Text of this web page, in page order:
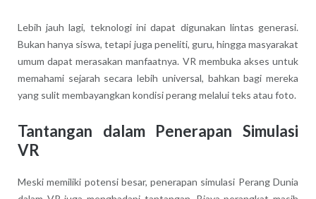
Lebih jauh lagi, teknologi ini dapat digunakan lintas generasi.
Bukan hanya siswa, tetapi juga peneliti, guru, hingga masyarakat
umum dapat merasakan manfaatnya. VR membuka akses untuk
memahami sejarah secara lebih universal, bahkan bagi mereka
yang sulit membayangkan kondisi perang melalui teks atau foto.
Tantangan dalam Penerapan Simulasi
VR
Meski memiliki potensi besar, penerapan simulasi Perang Dunia